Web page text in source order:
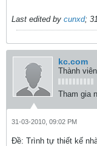
Last edited by cunxd;
kc.com
Thành
Tham gia
31-03-2010, 09:02 PM
Ðề: Trình tự thiết kế